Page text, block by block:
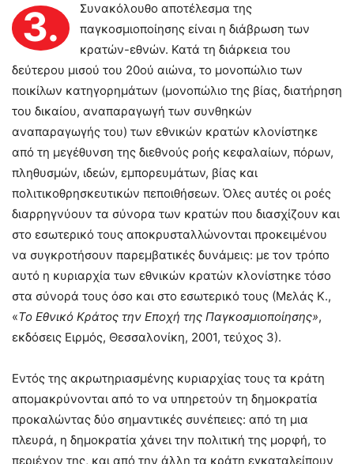
3.
Συνακόλουθο αποτέλεσμα της
παγκοσμιοποίησης είναι η διάβρωση των
κρατών-εθνών. Κατά τη διάρκεια του
δεύτερου μισού του 20ού αιώνα, το μονοπώλιο των
ποικίλων κατηγορημάτων (μονοπώλιο της βίας, διατήρηση
του δικαίου, αναπαραγωγή των συνθηκών
αναπαραγωγής του) των εθνικών κρατών κλονίστηκε
από τη μεγέθυνση της διεθνούς ροής κεφαλαίων, πόρων,
πληθυσμών, ιδεών, εμπορευμάτων, βίας και
πολιτικοθρησκευτικών πεποιθήσεων. Όλες αυτές οι ροές
διαρρηγνύουν τα σύνορα των κρατών που διασχίζουν και
στο εσωτερικό τους αποκρυσταλλώνονται προκειμένου
να συγκροτήσουν παρεμβατικές δυνάμεις: με τον τρόπο
αυτό η κυριαρχία των εθνικών κρατών κλονίστηκε τόσο
στα σύνορά τους όσο και στο εσωτερικό τους (Μελάς Κ.,
«Το Εθνικό Κράτος την Εποχή της Παγκοσμιοποίησης»,
εκδόσεις Ειρμός, Θεσσαλονίκη, 2001, τεύχος 3).
Εντός της ακρωτηριασμένης κυριαρχίας τους τα κράτη
απομακρύνονται από το να υπηρετούν τη δημοκρατία
προκαλώντας δύο σημαντικές συνέπειες: από τη μια
πλευρά, η δημοκρατία χάνει την πολιτική της μορφή, το
περιέχον της, και από την άλλη τα κράτη εγκαταλείπουν